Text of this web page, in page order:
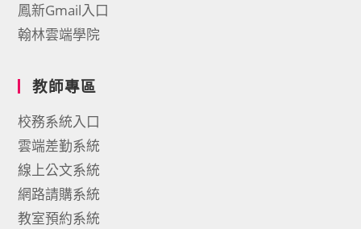
鳳新Gmail入口
翰林雲端學院
教師專區
校務系統入口
雲端差勤系統
線上公文系統
網路請購系統
教室預約系統